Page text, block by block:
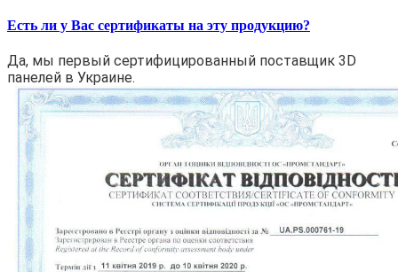
Есть ли у Вас сертификаты на эту продукцию?
Да, мы первый сертифицированный поставщик 3D
панелей в Украине.